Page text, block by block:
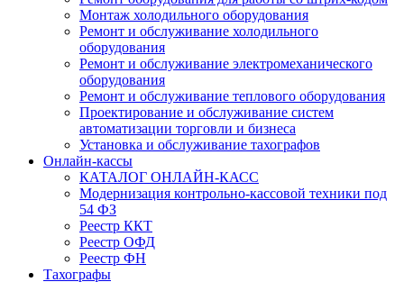
Монтаж холодильного оборудования
Ремонт и обслуживание холодильного
оборудования
Ремонт и обслуживание электромеханического
оборудования
Ремонт и обслуживание теплового оборудования
Проектирование и обслуживание систем
автоматизации торговли и бизнеса
Установка и обслуживание тахографов
Онлайн-кассы
КАТАЛОГ ОНЛАЙН-КАСС
Модернизация контрольно-кассовой техники под
54 ФЗ
Реестр ККТ
Реестр ОФД
Реестр ФН
Тахографы